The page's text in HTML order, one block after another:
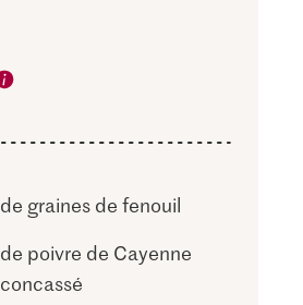
de graines de fenouil
de poivre de Cayenne
concassé